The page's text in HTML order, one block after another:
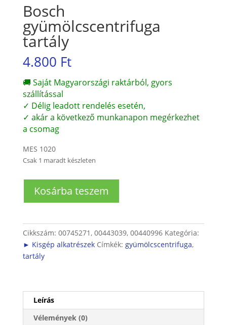
Bosch
gyümölcscentrifuga
tartály
4.800 Ft
🚚 Saját Magyarországi raktárból, gyors
szállítással
✓ Délig leadott rendelés esetén,
✓ akár a következő munkanapon megérkezhet
a csomag
MES 1020
Csak 1 maradt készleten
gyümölcscentrifuga
Kosárba teszem
Cikkszám: 00745271, 00443039, 00440996 Kategória:
► Kisgép alkatrészek Címkék: gyümölcscentrifuga,
tartály
Leírás
Vélemények (0)